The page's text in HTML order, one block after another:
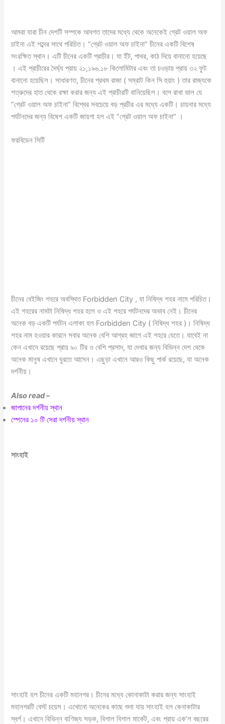
আমরা যারা চীন দেশটি সম্পকে আবগত তাদের মধ্যে থেকে অনেকেই গ্রেট ওয়াল অফ
চাইনা এই শব্দের সাথে পরিচিত। “গ্রেট ওয়াল অফ চাইনা” চীনের একটি বিশেষ
সংরক্ষিত স্থান। এটি চীনের একটি প্রাচীর। যা ইঁট, পাথর, কাঠ দিয়ে বানানো হয়েছে
। এই প্রাচীরের দৈর্ঘ্য প্রায় ২১,১৯৬.১৮ কিলোমিটার এবং তা চওড়ায় প্রায় ৩২ ফুট
বানানো হয়েছিল। সাধারণত, চীনের প্রথম রাজা ( সম্রাট কিন সি হুয়াং ) তার রাজ্যকে
শত্রুদের হাত থেকে রক্ষা করার জন্য এই প্রাচীরটি বানিয়েছিল। বলে রাখা ভাল যে
”গ্রেট ওয়াল অফ চাইনা” বিশ্বের সবচেয়ে বড় প্রচীর এর মধ্যে একটি। চায়নার মধ্যে
পর্যটনদের জন্য বিষেশ একটি জায়গা হল এই ”গ্রেট ওয়াল অফ চাইনা” ।
ফরবিডেন সিটি
চীনের বেইজিং শহরে অবস্থিত Forbidden City , যা নিষিদ্ধ শহর নামে পরিচিত।
এই শহরের নামটা নিষিদ্ধ শহর হলে ও এই শহরে পর্যটনদের অভাব নেই। চীনের
অনেক বড় একটি পর্যটন এলাকা হল Forbidden City ( নিষিদ্ধ শহর )। নিষিদ্ধ
শহর নাম হওয়ার কারনে সবার অনেক বেশি আগ্রহ জাগে এই শহরে যেতে। যাবেই না
কেন এখানে রয়েছে প্রায় ৯০ টির ও বেশি প্রসাদ, যা দেখার জন্য বিভিন্ন দেশ থেকে
অনেক মানুষ এখানে ঘুরতে আসেন। এছুড়া এখানে আরও কিছু পার্ক রয়েছে, যা অনেক
দর্শনীয়।
Also read –
জাপানের দর্শনীয় স্থান
স্পেনের ১০ টি সেরা দর্শনীয় স্থান
সাংহাই
সাংহাই হল চীনের একটি মহানগর। চীনের মধ্যে কোনাকাটা করার জন্য সাংহাই
মহানগরটি বেস্ট চয়েস। এখোনো অনেকের কাছে শুনা যায় সাংহাই হল কেনাকাটার
স্বর্গ। এখানে বিভিন্ন বাণিজ্য সড়ক, বিশাল বিশাল মার্কেট, এবং প্রায় এক’শ বছরের